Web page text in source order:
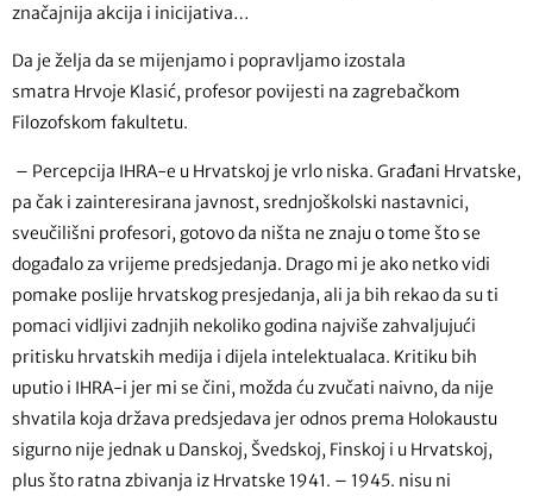
značajnija akcija i inicijativa…
Da je želja da se mijenjamo i popravljamo izostala
smatra Hrvoje Klasić, profesor povijesti na zagrebačkom
Filozofskom fakultetu.
– Percepcija IHRA-e u Hrvatskoj je vrlo niska. Građani Hrvatske,
pa čak i zainteresirana javnost, srednjoškolski nastavnici,
sveučilišni profesori, gotovo da ništa ne znaju o tome što se
događalo za vrijeme predsjedanja. Drago mi je ako netko vidi
pomake poslije hrvatskog presjedanja, ali ja bih rekao da su ti
pomaci vidljivi zadnjih nekoliko godina najviše zahvaljujući
pritisku hrvatskih medija i dijela intelektualaca. Kritiku bih
uputio i IHRA-i jer mi se čini, možda ću zvučati naivno, da nije
shvatila koja država predsjedava jer odnos prema Holokaustu
sigurno nije jednak u Danskoj, Švedskoj, Finskoj i u Hrvatskoj,
plus što ratna zbivanja iz Hrvatske 1941. – 1945. nisu ni